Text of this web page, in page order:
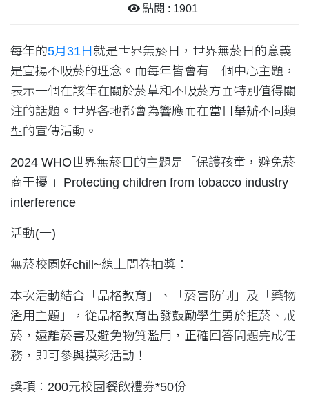
點閱 : 1901
每年的5月31日 就是世界無菸日，世界無菸日的意義
是宣揚不吸菸的理念。而每年皆會有一個中心主題，
表示一個在該年在關於菸草和不吸菸方面特別值得關
注的話題。世界各地都會為響應而在當日舉辦不同類
型的宣傳活動。
2024 WHO世界無菸日的主題是「保護孩童，避免菸
商干擾 」Protecting children from tobacco industry
interference
活動(一)
無菸校園好chill~線上問卷抽獎：
本次活動結合「品格教育」、「菸害防制」及「藥物
濫用主題」，從品格教育出發鼓勵學生勇於拒菸、戒
菸，遠離菸害及避免物質濫用，正確回答問題完成任
務，即可參與摸彩活動！
獎項：200元校園餐飲禮券*50份